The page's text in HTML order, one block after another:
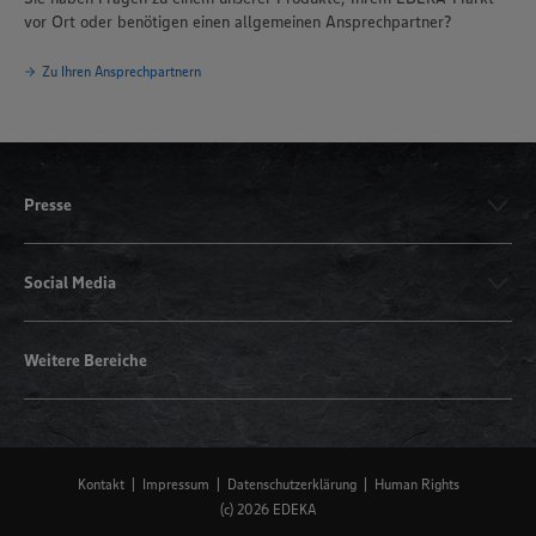
vor Ort oder benötigen einen allgemeinen Ansprechpartner?
Zu Ihren Ansprechpartnern
Presse
Social Media
Weitere Bereiche
Kontakt Impressum Datenschutzerklärung
Human Rights
(c) 2026 EDEKA